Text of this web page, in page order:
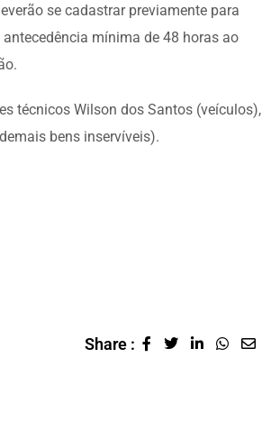
se cadastrar previamente para
mínima de 48 horas ao
técnicos Wilson dos Santos (veículos),
bens inservíveis).
Share :